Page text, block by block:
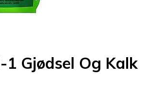
1 Gjødsel Og Kalk